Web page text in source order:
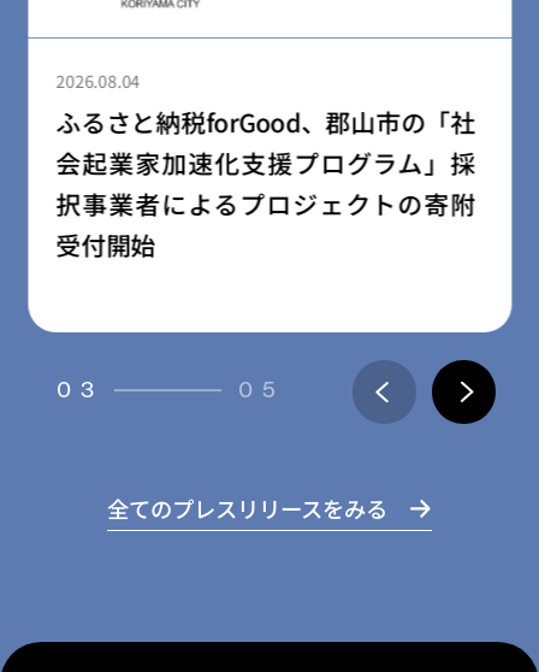
2026.08.04
ふるさと納税forGood、郡山市の「社
会起業家加速化支援プログラム」採
択事業者によるプロジェクトの寄附
受付開始
03 05
全てのプレスリリースをみる